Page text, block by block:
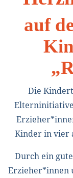
auf
Die
Kinder in vier
Durch ein
Erzieher*innen